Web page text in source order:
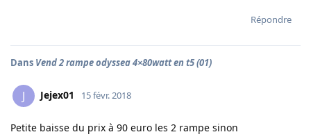
Répondre
Dans Vend 2 rampe odyssea 4×80watt en t5 (01)
J Jejex01 15 févr. 2018
Petite baisse du prix à 90 euro les 2 rampe sinon